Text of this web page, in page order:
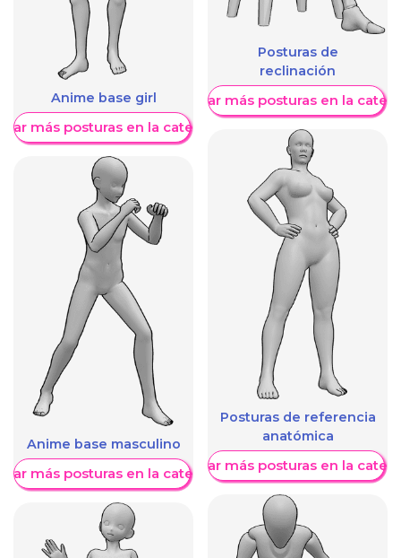
Anime base girl
más posturas en la categoría
Anime base masculino
más posturas en la categoría
Posturas de
reclinación
Mostrar más posturas en la
Posturas de referencia
anatómica
Mostrar más posturas en la